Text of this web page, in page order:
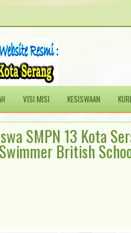
VISI MISI KESISWAAN
SMPN 13 Kota
British